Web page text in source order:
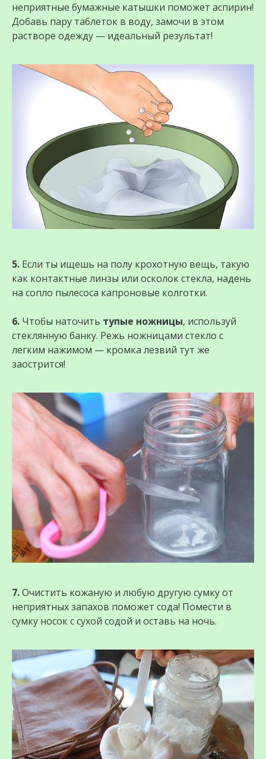
неприятные бумажные катышки поможет аспирин!
Добавь пару таблеток в воду, замочи в этом
растворе одежду — идеальный результат!
5. Если ты ищешь на полу крохотную вещь, такую
как контактные линзы или осколок стекла, надень
на сопло пылесоса капроновые колготки.
6. Чтобы наточить тупые ножницы, используй
стеклянную банку. Режь ножницами стекло с
легким нажимом — кромка лезвий тут же
заострится!
7.Очистить кожаную и любую другую сумку от
неприятных запахов поможет сода! Помести в
сумку носок с сухой содой и оставь на ночь.